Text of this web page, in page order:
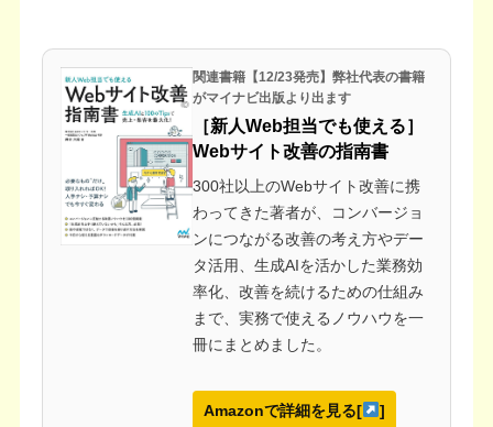
関連書籍【12/23発売】弊社代表の書籍
がマイナビ出版より出ます
［新人Web担当でも使える］
Webサイト改善の指南書
300社以上のWebサイト改善に携
わってきた著者が、コンバージョ
ンにつながる改善の考え方やデー
タ活用、生成AIを活かした業務効
率化、改善を続けるための仕組み
まで、実務で使えるノウハウを一
冊にまとめました。
Amazonで詳細を見る[ ]